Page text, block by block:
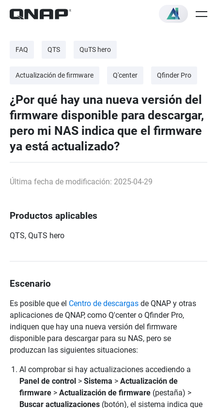
FAQ QTS QuTS hero
Actualización de firmware Q'center Qfinder Pro
¿Por qué hay una nueva versión del
firmware disponible para descargar,
pero mi NAS indica que el firmware
ya está actualizado?
Última fecha de modificación: 2025-04-29
Productos aplicables
QTS, QuTS hero
Escenario
Es posible que el Centro de descargas de QNAP y otras
aplicaciones de QNAP, como Q'center o Qfinder Pro,
indiquen que hay una nueva versión del firmware
disponible para descargar para su NAS, pero se
produzcan las siguientes situaciones:
Al comprobar si hay actualizaciones accediendo a
Panel de control > Sistema > Actualización de
firmware > Actualización de firmware (pestaña) >
Buscar actualizaciones (botón), el sistema indica que